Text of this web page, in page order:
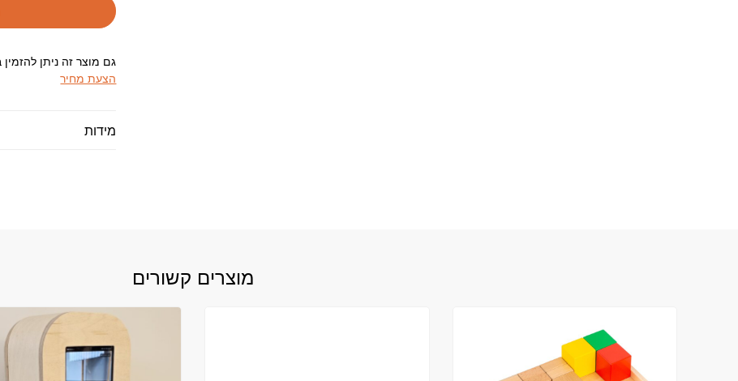
גם מוצר זה ניתן
הצעת מחיר
מידות
מוצרים קשורים